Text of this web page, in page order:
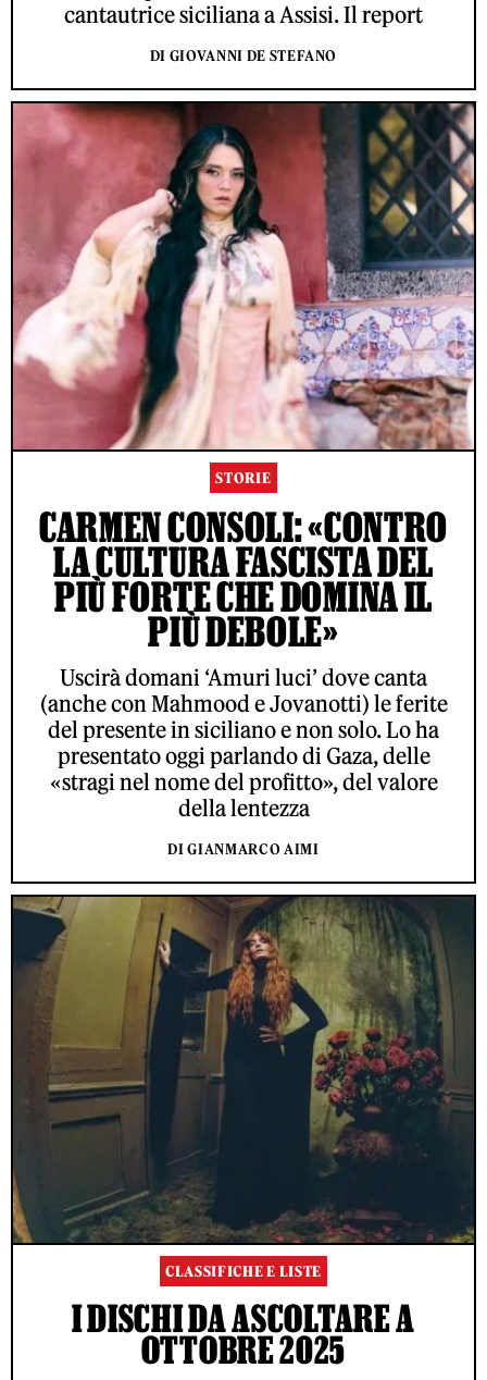
cantautrice siciliana a Assisi. Il report
DI GIOVANNI DE STEFANO
STORIE
CARMEN CONSOLI: «CONTRO
LA CULTURA FASCISTA DEL
PIÙ FORTE CHE DOMINA IL
PIÙ DEBOLE»
Uscirà domani ‘Amuri luci’ dove canta
(anche con Mahmood e Jovanotti) le ferite
del presente in siciliano e non solo. Lo ha
presentato oggi parlando di Gaza, delle
«stragi nel nome del profitto», del valore
della lentezza
DI GIANMARCO AIMI
CLASSIFICHE E LISTE
I DISCHI DA ASCOLTARE A
OTTOBRE 2025